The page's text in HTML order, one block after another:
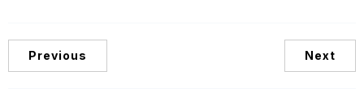
Previous Next